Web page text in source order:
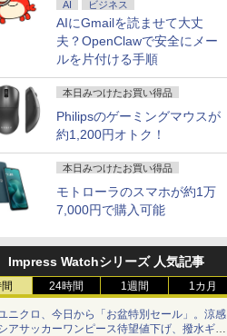
AI ビジネス
AIにGmailを読ませて大丈
夫？OpenClawで安全にメー
ルを片付ける手順
本日みつけたお買い得品
Philipsのゲーミングマウスが
約1,200円オトク！
本日みつけたお買い得品
モトローラのスマホが約1万
7,000円で購入可能
Impress Watchシリーズ 人気記事
24時間 1週間 1カ月
ニクロ、今日から「お盆特別セール」。涼感
アサッカーワンピース待望値下げ、撥水ギア